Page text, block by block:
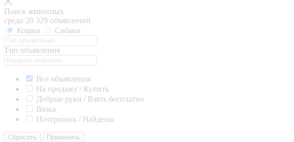
Поиск животных
среди 20 329 объявлений
Кошки
Собаки
Тип объявления
Все объявления
На продажу / Купить
Добрые руки / Взять бесплатно
Вязка
Потерялись / Найдены
Сбросить Применить